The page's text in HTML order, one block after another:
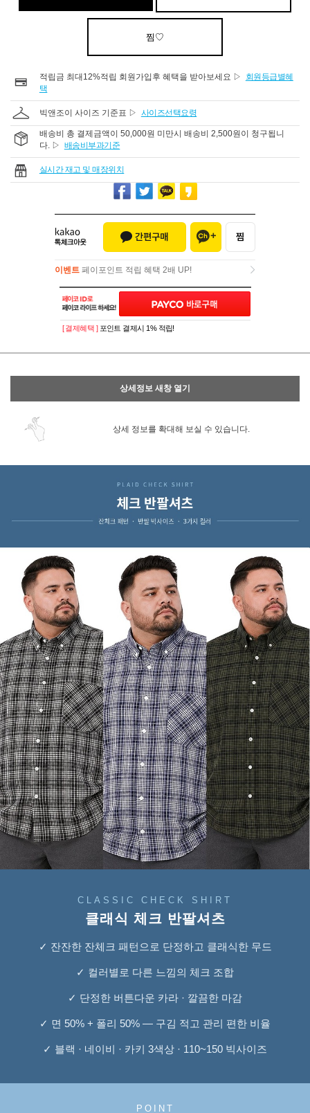
찜♡
적립금 최대12%적립 회원가입후 혜택을 받아보세요 ▷
회원등급별혜
택
빅앤조이 사이즈 기준표 ▷ 사이즈선택요령
배송비 총 결제금액이 50,000원 미만시 배송비 2,500원이 청구됩니
다. ▷ 배송비부과기준
실시간 재고 및 매장위치
페이코 ID로 페
PAYCO 바로구매
[ 결제혜택 ] 포인트 결제시 1% 적립!
상세정보 새창 열기
상세 정보를 확대해 보실 수 있습니다.
CLASSIC CHECK SHIRT
클래식 체크 반팔셔츠
✓ 잔잔한 잔체크 패턴으로 단정하고 클래식한 무드
✓ 컬러별로 다른 느낌의 체크 조합
✓ 단정한 버튼다운 카라 · 깔끔한 마감
✓ 면 50% + 폴리 50% — 구김 적고 관리 편한 비율
✓ 블랙 · 네이비 · 카키 3색상 · 110~150 빅사이즈
POINT